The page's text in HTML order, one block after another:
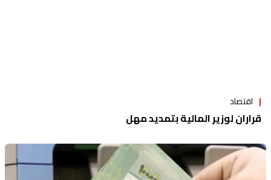
اقتصاد
قراران لوزير المالية بتمديد مهل